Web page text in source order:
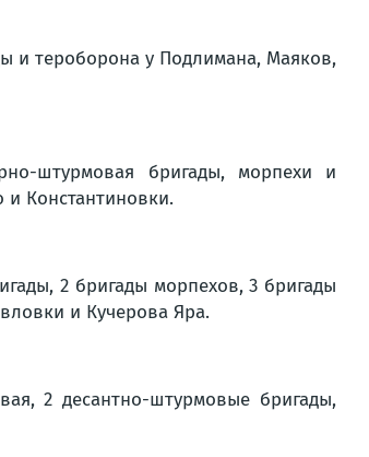
и тероборона у Подлимана, Маяков,
штурмовая бригады, морпехи и
Константиновки.
2 бригады морпехов, 3 бригады
и Кучерова Яра.
2 десантно-штурмовые бригады,